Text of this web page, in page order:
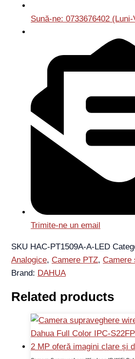
Sună-ne: 0733676402
Trimite-ne un email
SKU HAC-PT1509A-A-LED
Analogice, Camere PTZ, Camere
Brand: DAHUA
Related products